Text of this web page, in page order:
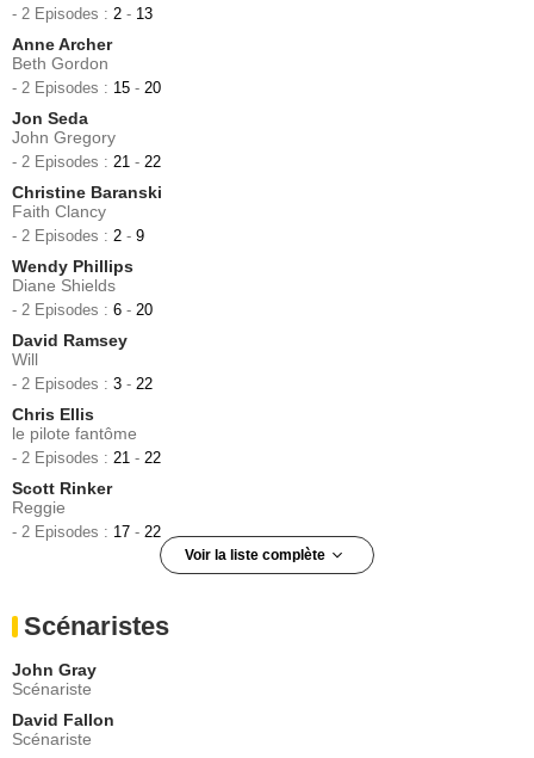
- 2 Episodes : 2 - 13
Anne Archer
Beth Gordon
- 2 Episodes : 15 - 20
Jon Seda
John Gregory
- 2 Episodes : 21 - 22
Christine Baranski
Faith Clancy
- 2 Episodes : 2 - 9
Wendy Phillips
Diane Shields
- 2 Episodes : 6 - 20
David Ramsey
Will
- 2 Episodes : 3 - 22
Chris Ellis
le pilote fantôme
- 2 Episodes : 21 - 22
Scott Rinker
Reggie
- 2 Episodes : 17 - 22
Voir la liste complète
- 2 Episodes :21-22
Amy Fields
- 2 Episodes :
Balthazar Getty
Michael Adams
Scénaristes
John Gray
Scénariste
David Fallon
Scénariste